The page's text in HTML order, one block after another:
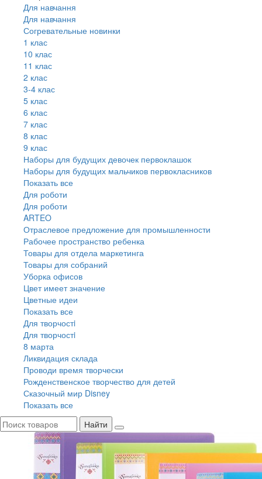
Для навчання
Для навчання
Согревательные новинки
1 клас
10 клас
11 клас
2 клас
3-4 клас
5 клас
6 клас
7 клас
8 клас
9 клас
Наборы для будущих девочек первоклашок
Наборы для будущих мальчиков первокласников
Показать все
Для роботи
Для роботи
ARTEO
Отраслевое предложение для промышленности
Рабочее пространство ребенка
Товары для отдела маркетинга
Товары для собраний
Уборка офисов
Цвет имеет значение
Цветные идеи
Показать все
Для творчостi
Для творчостi
8 марта
Ликвидация склада
Проводи время творчески
Рожденственское творчество для детей
Сказочный мир Disney
Показать все
Найти